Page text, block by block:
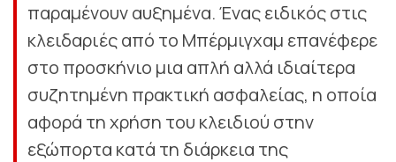
παραμένουν αυξημένα. Ένας ειδικός στις
κλειδαριές από το Μπέρμιγχαμ επανέφερε
στο προσκήνιο μια απλή αλλά ιδιαίτερα
συζητημένη πρακτική ασφαλείας, η οποία
αφορά τη χρήση του κλειδιού στην
εξώπορτα κατά τη διάρκεια της